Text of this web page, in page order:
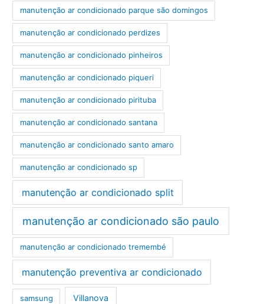
manutenção ar condicionado parque são domingos
manutenção ar condicionado perdizes
manutenção ar condicionado pinheiros
manutenção ar condicionado piqueri
manutenção ar condicionado pirituba
manutenção ar condicionado santana
manutenção ar condicionado santo amaro
manutenção ar condicionado sp
manutenção ar condicionado split
manutenção ar condicionado são paulo
manutenção ar condicionado tremembé
manutenção preventiva ar condicionado
samsung Villanova